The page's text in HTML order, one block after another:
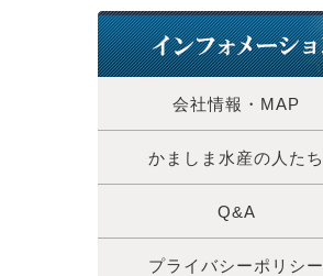
会社情報・MAP
かましま水産の人たち
Q&A
プライバシーポリシー